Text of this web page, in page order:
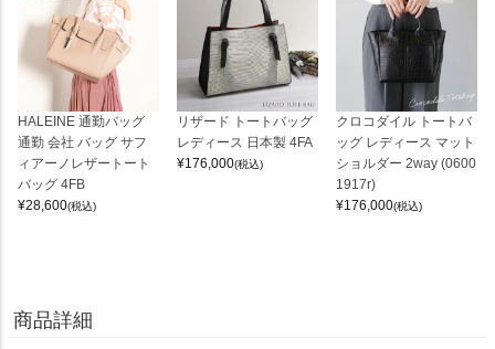
HALEINE 通勤バッグ
通勤 会社 バッグ サフ
ィアーノレザートート
バッグ 4FB
¥28,600(税込)
リザード トートバッグ
レディース 日本製 4FA
¥176,000(税込)
クロコダイル トートバ
ッグ レディース マット
ショルダー 2way (0600
1917r)
¥176,000(税込)
商品詳細